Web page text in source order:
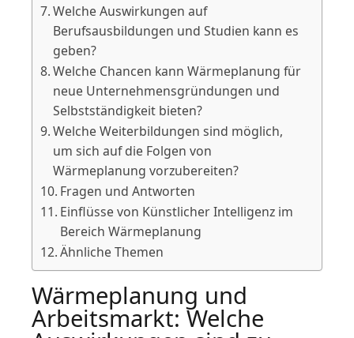
Welche Auswirkungen auf
Berufsausbildungen und Studien kann es
geben?
Welche Chancen kann Wärmeplanung für
neue Unternehmensgründungen und
Selbstständigkeit bieten?
Welche Weiterbildungen sind möglich,
um sich auf die Folgen von
Wärmeplanung vorzubereiten?
Fragen und Antworten
Einflüsse von Künstlicher Intelligenz im
Bereich Wärmeplanung
Ähnliche Themen
Wärmeplanung und
Arbeitsmarkt: Welche